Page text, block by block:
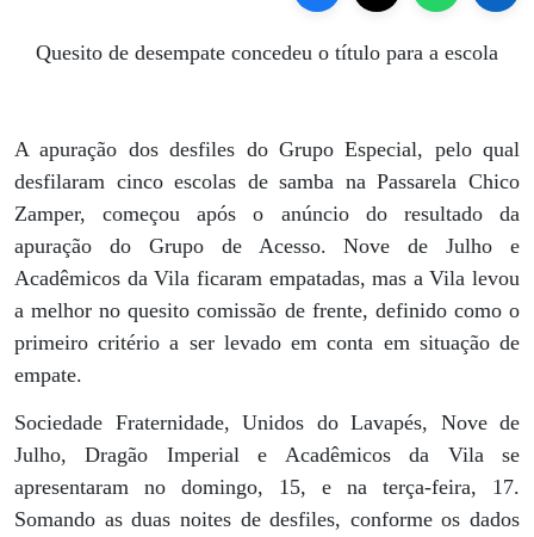
Quesito de desempate concedeu o título para a escola
A apuração dos desfiles do Grupo Especial, pelo qual
desfilaram cinco escolas de samba na Passarela Chico
Zamper, começou após o anúncio do resultado da
apuração do Grupo de Acesso. Nove de Julho e
Acadêmicos da Vila ficaram empatadas, mas a Vila levou
a melhor no quesito comissão de frente, definido como o
primeiro critério a ser levado em conta em situação de
empate.
Sociedade Fraternidade, Unidos do Lavapés, Nove de
Julho, Dragão Imperial e Acadêmicos da Vila se
apresentaram no domingo, 15, e na terça-feira, 17.
Somando as duas noites de desfiles, conforme os dados